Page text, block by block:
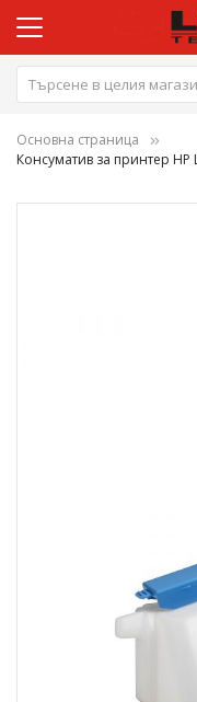
Основна страница
Консуматив за принтер